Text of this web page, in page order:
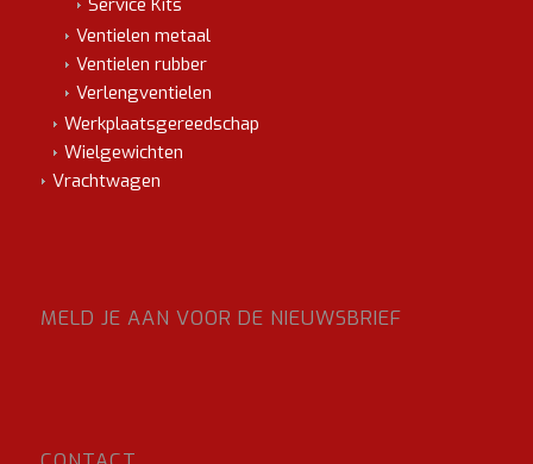
Ventielen metaal
Ventielen rubber
Verlengventielen
Werkplaatsgereedschap
Wielgewichten
Vrachtwagen
MELD JE AAN VOOR DE NIEUWSBRIEF